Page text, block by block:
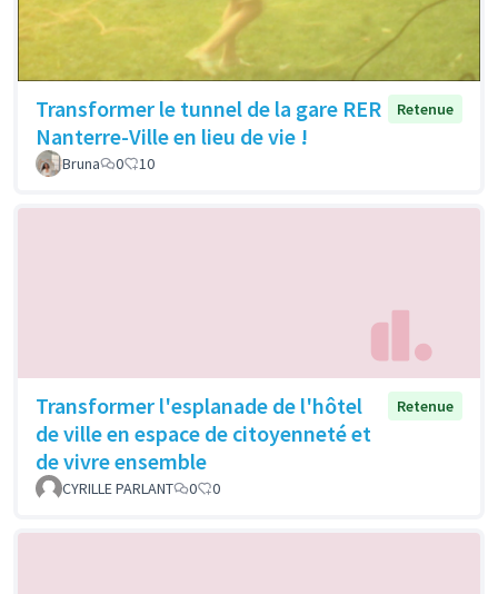
Transformer le tunnel de la gare RER
Nanterre-Ville en lieu de vie !
Retenue
Bruna 0 10
Transformer l'esplanade de l'hôtel
de ville en espace de citoyenneté et
de vivre ensemble
Retenue
CYRILLE PARLANT 0 0